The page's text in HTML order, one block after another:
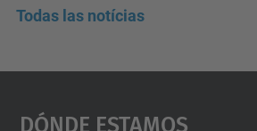
Todas las notícias
Dónde Estamos